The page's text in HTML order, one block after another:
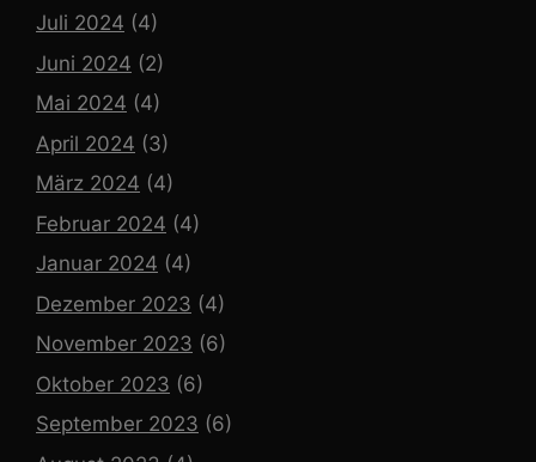
Juli 2024 (4)
Juni 2024 (2)
Mai 2024 (4)
April 2024 (3)
März 2024 (4)
Februar 2024 (4)
Januar 2024 (4)
Dezember 2023 (4)
November 2023 (6)
Oktober 2023 (6)
September 2023 (6)